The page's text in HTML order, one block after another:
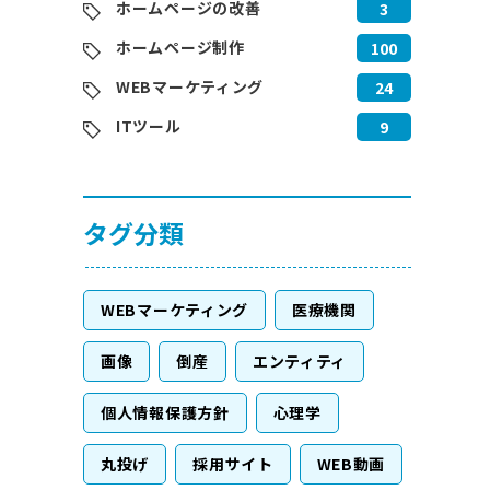
ホームページの改善
3
ホームページ制作
100
WEBマーケティング
24
ITツール
9
タグ分類
WEBマーケティング 医療機関
画像 倒産 エンティティ
個人情報保護方針 心理学
丸投げ 採用サイト WEB動画